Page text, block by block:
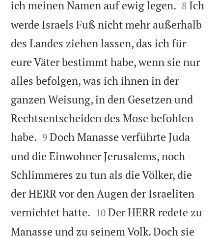
ich meinen Namen auf ewig legen. 

8 Ich
werde Israels Fuß nicht mehr außerhalb
des Landes ziehen lassen, das ich für
eure Väter bestimmt habe, wenn sie nur
alles befolgen, was ich ihnen in der
ganzen Weisung, in den Gesetzen und
Rechtsentscheiden des Mose befohlen
habe. 

9 Doch Manasse verführte Juda
und die Einwohner Jerusalems, noch
Schlimmeres zu tun als die Völker, die
der HERR vor den Augen der Israeliten
vernichtet hatte. 

10 Der HERR redete zu
Manasse und zu seinem Volk. Doch sie